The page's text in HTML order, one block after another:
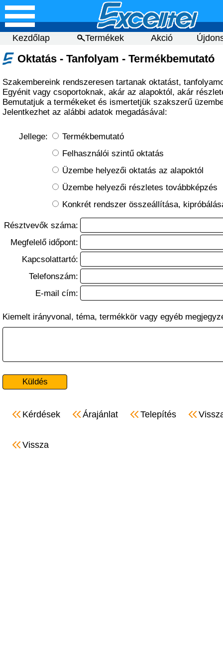
Kezdőlap Termékek Akció
Oktatás - Tanfolyam - Termékbemutató
Szakembereink rendszeresen tartanak oktatást,
Egyénit vagy csoportoknak, akár az alapoktól, akár
Bemutatjuk a termékeket és ismertetjük szakszerű
Jelentkezhet az alábbi adatok megadásával:
Jellege:
Termékbemutató
Felhasználói szintű oktatás
Üzembe helyezői oktatás az alapoktól
Üzembe helyezői részletes továbbképzés
Konkrét rendszer összeállítása,
Résztvevők száma:
Megfelelő időpont:
Kapcsolattartó:
Telefonszám:
E-mail cím:
Kiemelt irányvonal, téma, termékkör vagy egyéb
Kérdések Árajánlat Telepítés
Vissza